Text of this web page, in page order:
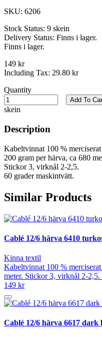
SKU: 6206
Stock Status: 9 skein
Delivery Status: Finns i lager.
Finns i lager.
149 kr
Including Tax: 29.80 kr
Quantity
skein
Add To
Description
Kabeltvinnat 100 %
200 gram per härva, ca 680
Stickor 3, virknål 2-2,5.
60 grader maskintvätt.
Similar Products
Cablé 12/6 härva 6410
Kinna textil
Kabeltvinnat 100 %
meter. Stickor 3, virknål 2-2,5.
149 kr
Cablé 12/6 härva 6617 dark